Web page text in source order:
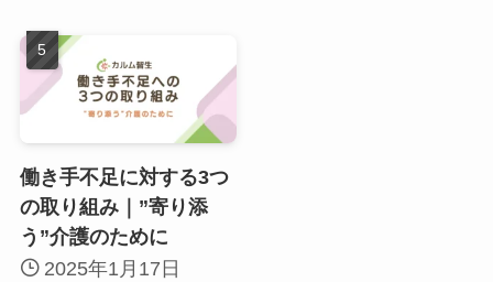
働き手不足に対する3つ
の取り組み｜”寄り添
う”介護のために
2025年1月17日